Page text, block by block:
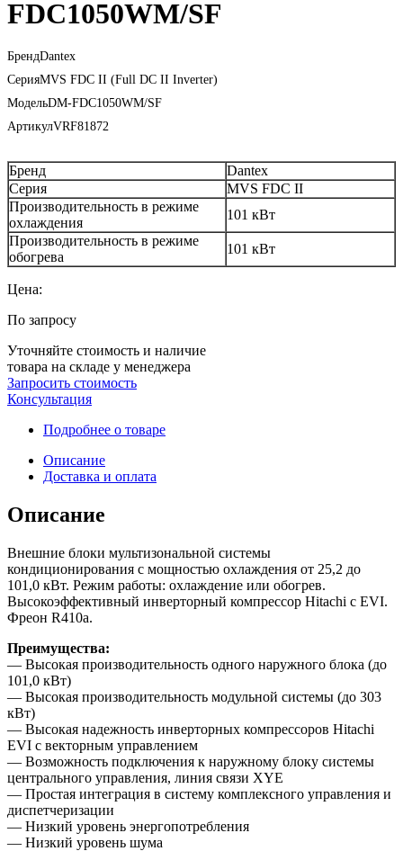
FDC1050WM/SF
БрендDantex
СерияMVS FDС II (Full DC II Inverter)
МодельDM-FDC1050WM/SF
АртикулVRF81872
Бренд
Dantex
Серия
MVS FDС II
Производительность в режиме
охлаждения
101 кВт
Производительность в режиме
обогрева
101 кВт
Цена:
По запросу
Уточняйте стоимость и наличие
товара на складе у менеджера
Запросить стоимость
Консультация
Подробнее о товаре
Описание
Доставка и оплата
Описание
Внешние блоки мультизональной системы
кондиционирования с мощностью охлаждения от 25,2 до
101,0 кВт. Режим работы: охлаждение или обогрев.
Высокоэффективный инверторный компрессор Hitachi c EVI.
Фреон R410a.
Преимущества:
— Высокая производительность одного наружного блока (до
101,0 кВт)
— Высокая производительность модульной системы (до 303
кВт)
— Высокая надежность инверторных компрессоров Hitachi
EVI с векторным управлением
— Возможность подключения к наружному блоку системы
центрального управления, линия связи XYE
— Простая интеграция в систему комплексного управления и
диспетчеризации
— Низкий уровень энергопотребления
— Низкий уровень шума